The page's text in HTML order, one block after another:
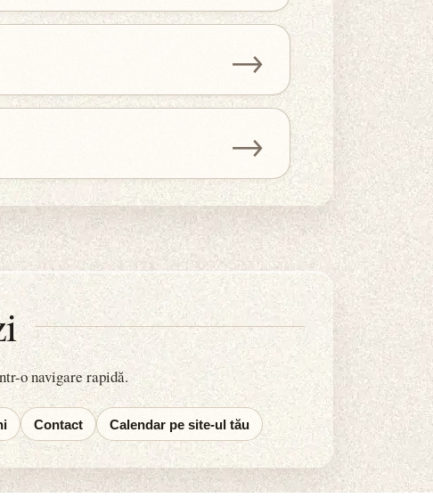
→
→
o navigare rapidă.
Contact Calendar pe site-ul tău